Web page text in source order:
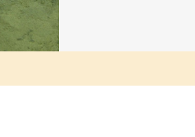
化石，这说明人类不止一